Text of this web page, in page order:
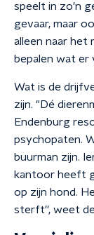
speelt in zo'n
gevaar, maar
alleen naar het
bepalen wat er
Wat is de
zijn. "Dé
Endenburg
psychopaten.
buurman zijn.
kantoor heeft
op zijn hond.
sterft'', weet